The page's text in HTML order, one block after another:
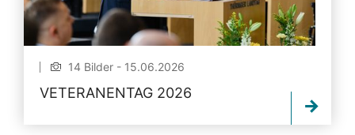
14 Bilder - 15.06.2026
VETERANENTAG 2026